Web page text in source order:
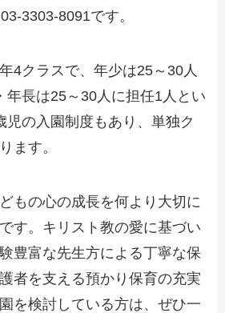
3303-8091です。
4クラスで、年少は25～30人
年長は25～30人に担任1人とい
児の入園制度もあり、単独ク
ます。
もの心の成長を何より大切に
す。キリスト教の愛に基づい
豊富な先生方による丁寧な保
者を支える預かり保育の充実
を検討している方は、ぜひ一